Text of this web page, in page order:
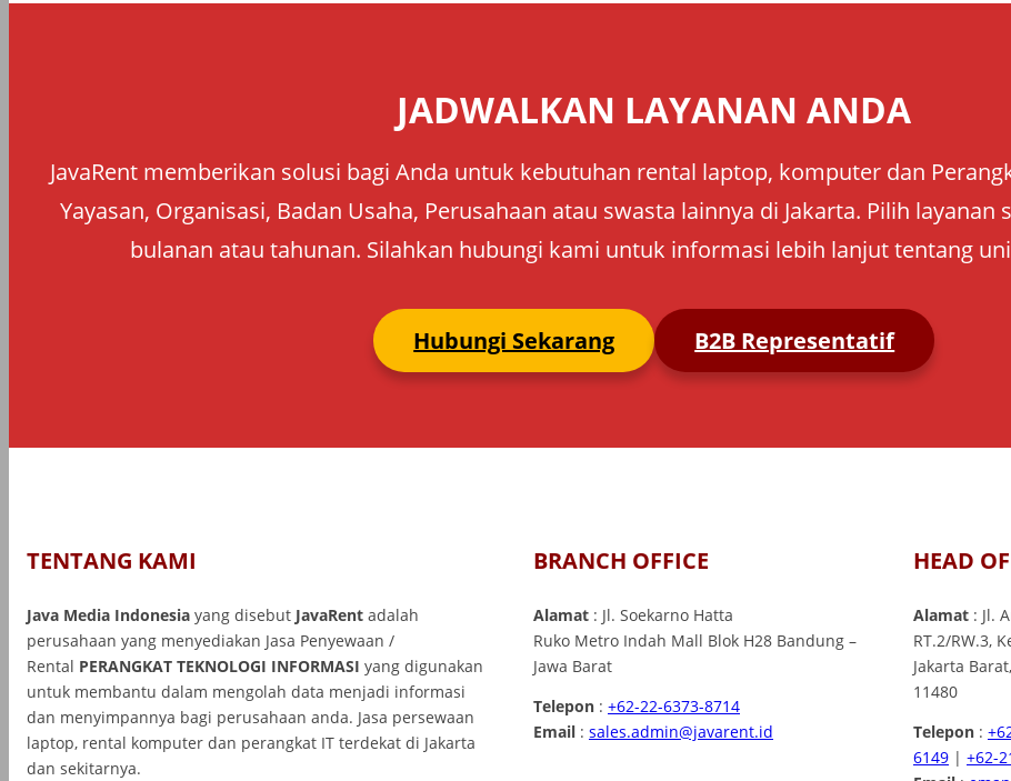
JADWALKAN LAYANAN ANDA
JavaRent memberikan solusi bagi Anda untuk kebutuhan rental laptop, komputer dan
Yayasan, Organisasi, Badan Usaha, Perusahaan atau swasta lainnya di Jakarta. Pilih
bulanan atau tahunan. Silahkan hubungi kami untuk informasi lebih lanjut tentang
Hubungi Sekarang B2B Representatif
TENTANG KAMI
Java Media Indonesia yang disebut JavaRent adalah
perusahaan yang menyediakan Jasa Penyewaan /
Rental PERANGKAT TEKNOLOGI INFORMASI yang digunakan
untuk membantu dalam mengolah data menjadi informasi
dan menyimpannya bagi perusahaan anda. Jasa persewaan
laptop, rental komputer dan perangkat IT terdekat di Jakarta
dan sekitarnya.
BRANCH OFFICE
Alamat : Jl. Soekarno Hatta
Ruko Metro Indah Mall Blok H28 Bandung –
Jawa Barat
Telepon : +62-22-6373-8714
Email : sales.admin@javarent.id
HEAD
Alamat : Jl.
RT.2/RW.3,
Jakarta
11480
Telepon :
6149 | +62-